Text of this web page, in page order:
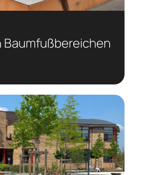
Baumfußbereichen